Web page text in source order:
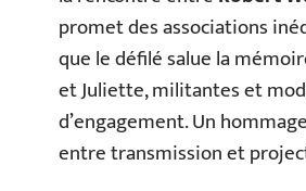
promet des associations
que le défilé salue la
et Juliette, militantes et
d’engagement. Un
entre transmission et